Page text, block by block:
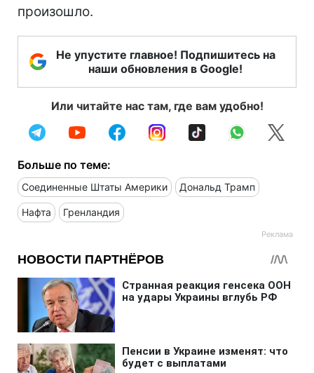
произошло.
Не упустите главное! Подпишитесь на
наши обновления в Google!
Или читайте нас там, где вам удобно!
Больше по теме:
Соединенные Штаты Америки Дональд Трамп
Нафта Гренландия